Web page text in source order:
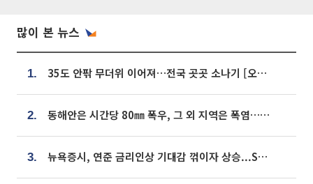
많이 본 뉴스
1. 35도 안팎 무더위 이어져…전국 곳곳 소나기 [오늘 날씨]
2. 동해안은 시간당 80㎜ 폭우, 그 외 지역은 폭염…‘극과 극 날씨’
3. 뉴욕증시, 연준 금리인상 기대감 꺾이자 상승...S&P500 사상 최고치 [종합]